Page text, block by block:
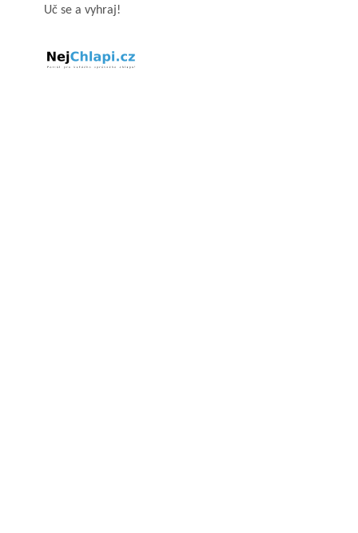
Uč se a vyhraj!